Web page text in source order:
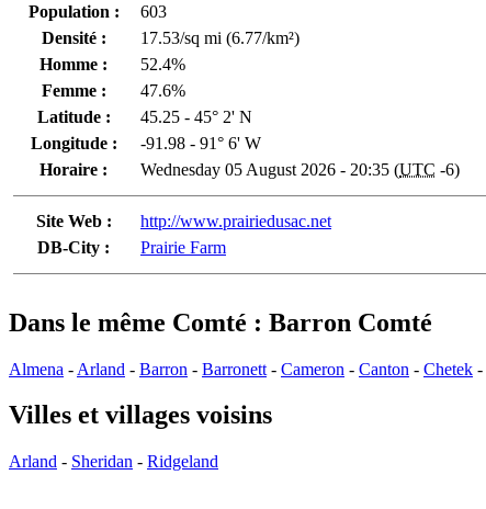
Population :
603
Densité :
17.53/sq mi (6.77/km²)
Homme :
52.4%
Femme :
47.6%
Latitude :
45.25 - 45° 2' N
Longitude :
-91.98 - 91° 6' W
Horaire :
Wednesday 05 August 2026 - 20:35 (UTC -6)
Site Web :
http://www.prairiedusac.net
DB-City :
Prairie Farm
Dans le même Comté : Barron Comté
Almena - Arland - Barron - Barronett - Cameron - Canton - Chetek -
Villes et villages voisins
Arland - Sheridan - Ridgeland